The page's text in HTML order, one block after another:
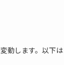
動します。以下は